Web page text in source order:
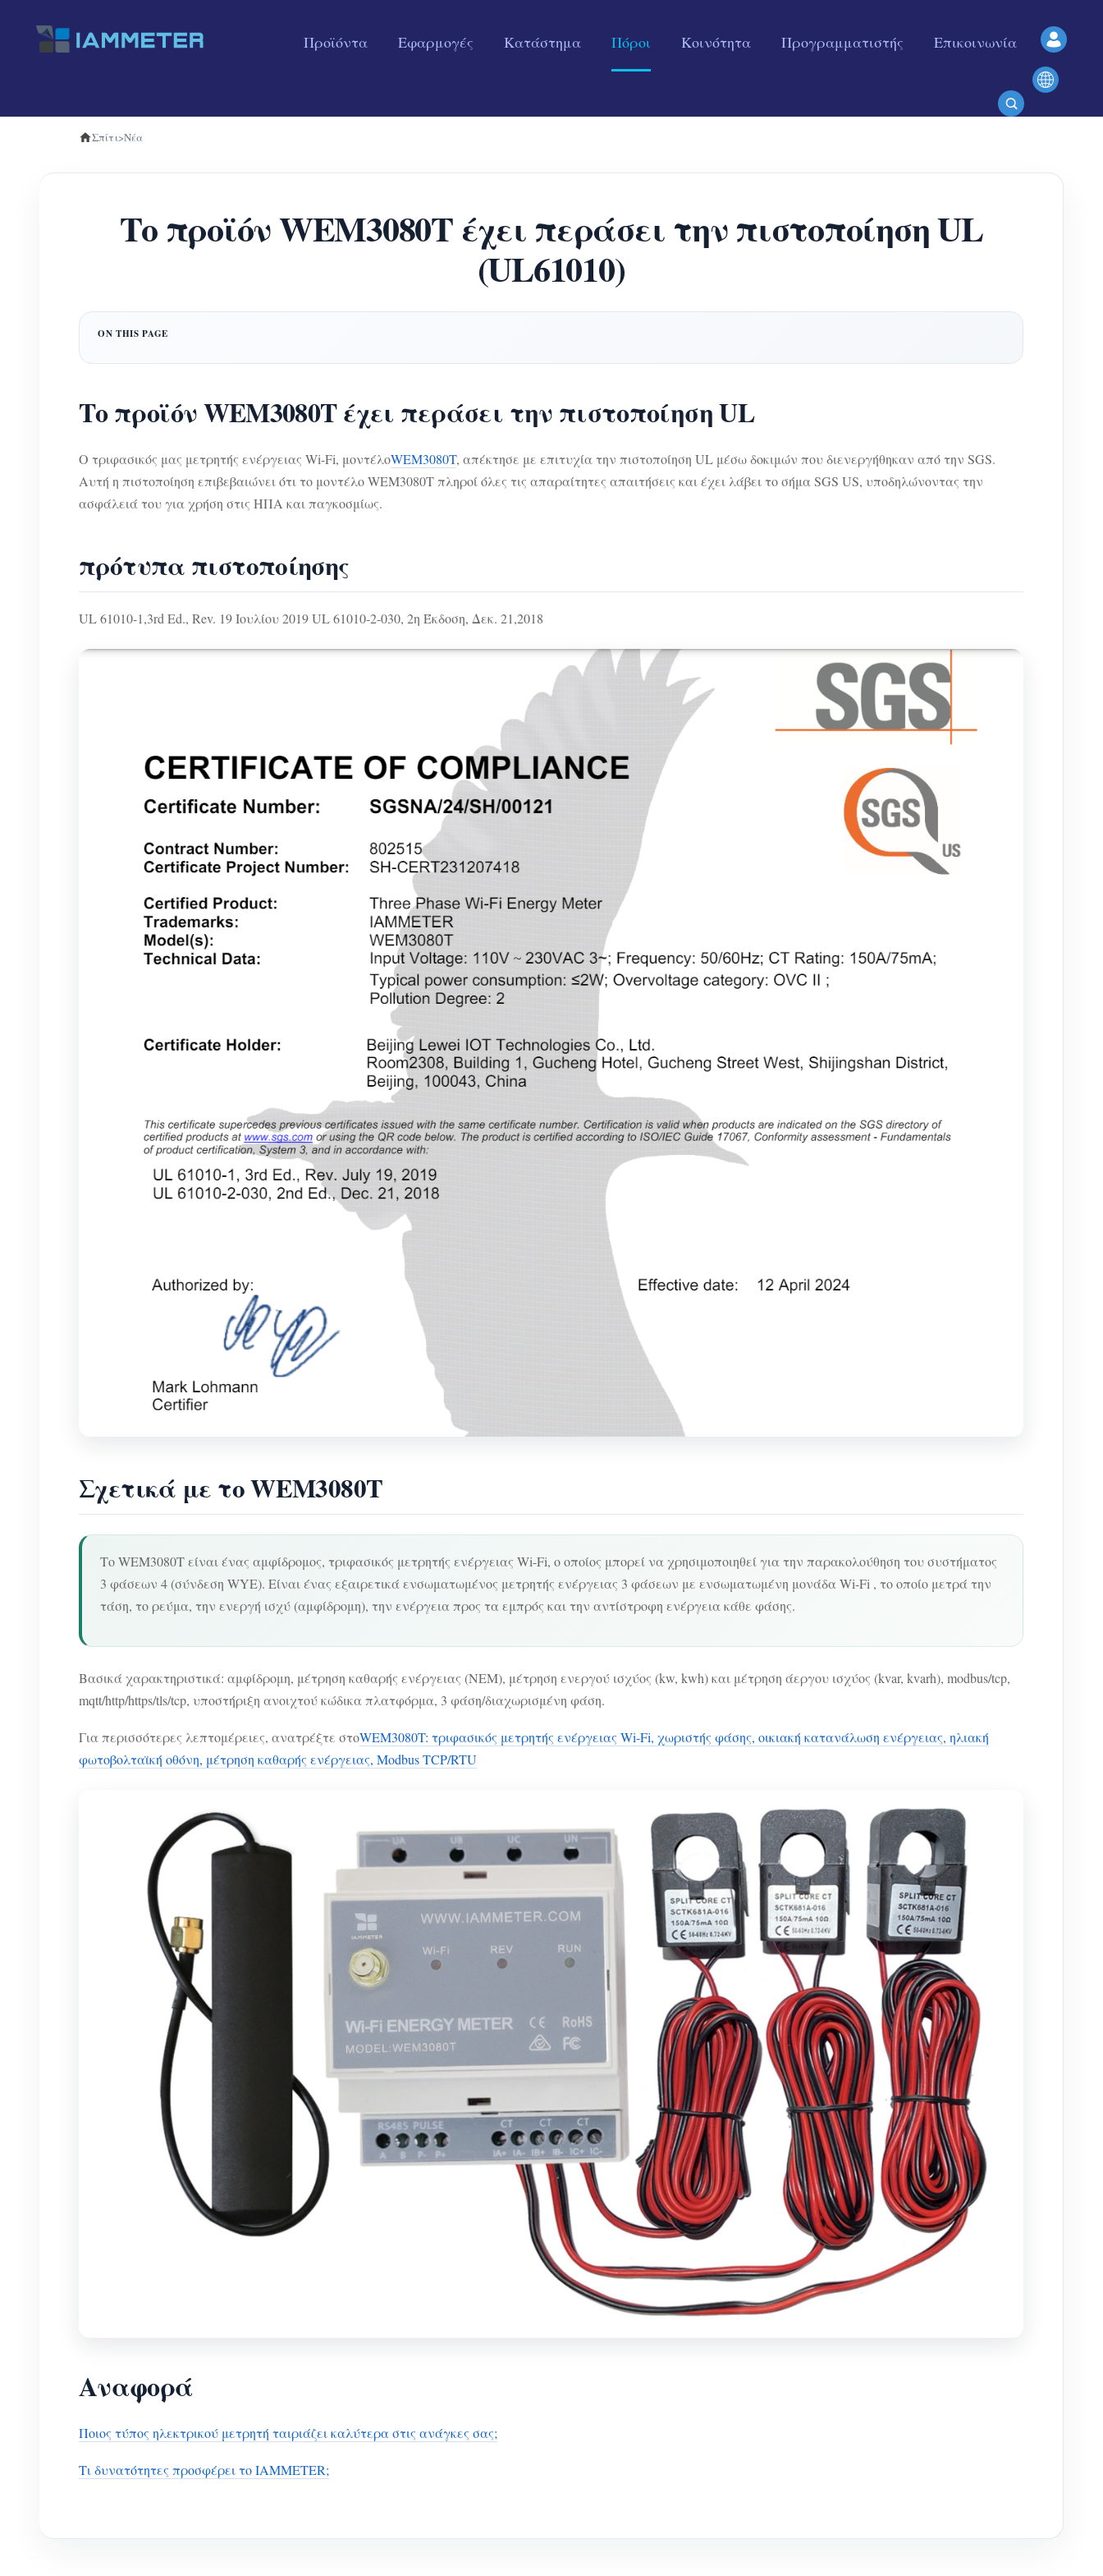
Προϊόντα Εφαρμογές Κατάστημα Πόροι Κοινότητα Προγραμματιστής Επικοινωνία
Σπίτι>Νέα
Το προϊόν WEM3080T έχει περάσει την πιστοποίηση UL
(UL61010)
Το προϊόν WEM3080T έχει περάσει την πιστοποίηση UL
Ο τριφασικός μας μετρητής ενέργειας Wi-Fi, μοντέλοWEM3080T, απέκτησε με επιτυχία την πιστοποίηση UL μέσω δοκιμών που διενεργήθηκαν από την SGS.
Αυτή η πιστοποίηση επιβεβαιώνει ότι το μοντέλο WEM3080T πληροί όλες τις απαραίτητες απαιτήσεις και έχει λάβει το σήμα SGS US, υποδηλώνοντας την
ασφάλειά του για χρήση στις ΗΠΑ και παγκοσμίως.
πρότυπα πιστοποίησης
UL 61010-1,3rd Ed., Rev. 19 Ιουλίου 2019 UL 61010-2-030, 2η Έκδοση, Δεκ. 21,2018
Σχετικά με το WEM3080T
Το WEM3080T είναι ένας αμφίδρομος, τριφασικός μετρητής ενέργειας Wi-Fi, ο οποίος μπορεί να χρησιμοποιηθεί για την παρακολούθηση του συστήματος
3 φάσεων 4 (σύνδεση WYE). Είναι ένας εξαιρετικά ενσωματωμένος μετρητής ενέργειας 3 φάσεων με ενσωματωμένη μονάδα Wi-Fi , το οποίο μετρά την
τάση, το ρεύμα, την ενεργή ισχύ (αμφίδρομη), την ενέργεια προς τα εμπρός και την αντίστροφη ενέργεια κάθε φάσης.
Βασικά χαρακτηριστικά: αμφίδρομη, μέτρηση καθαρής ενέργειας (NEM), μέτρηση ενεργού ισχύος (kw, kwh) και μέτρηση άεργου ισχύος (kvar, kvarh), modbus/tcp,
mqtt/http/https/tls/tcp, υποστήριξη ανοιχτού κώδικα πλατφόρμα, 3 φάση/διαχωρισμένη φάση.
Για περισσότερες λεπτομέρειες, ανατρέξτε στοWEM3080T: τριφασικός μετρητής ενέργειας Wi-Fi, χωριστής φάσης, οικιακή κατανάλωση ενέργειας, ηλιακή
φωτοβολταϊκή οθόνη, μέτρηση καθαρής ενέργειας, Modbus TCP/RTU
Αναφορά
Ποιος τύπος ηλεκτρικού μετρητή ταιριάζει καλύτερα στις ανάγκες σας;
Τι δυνατότητες προσφέρει το IAMMETER;